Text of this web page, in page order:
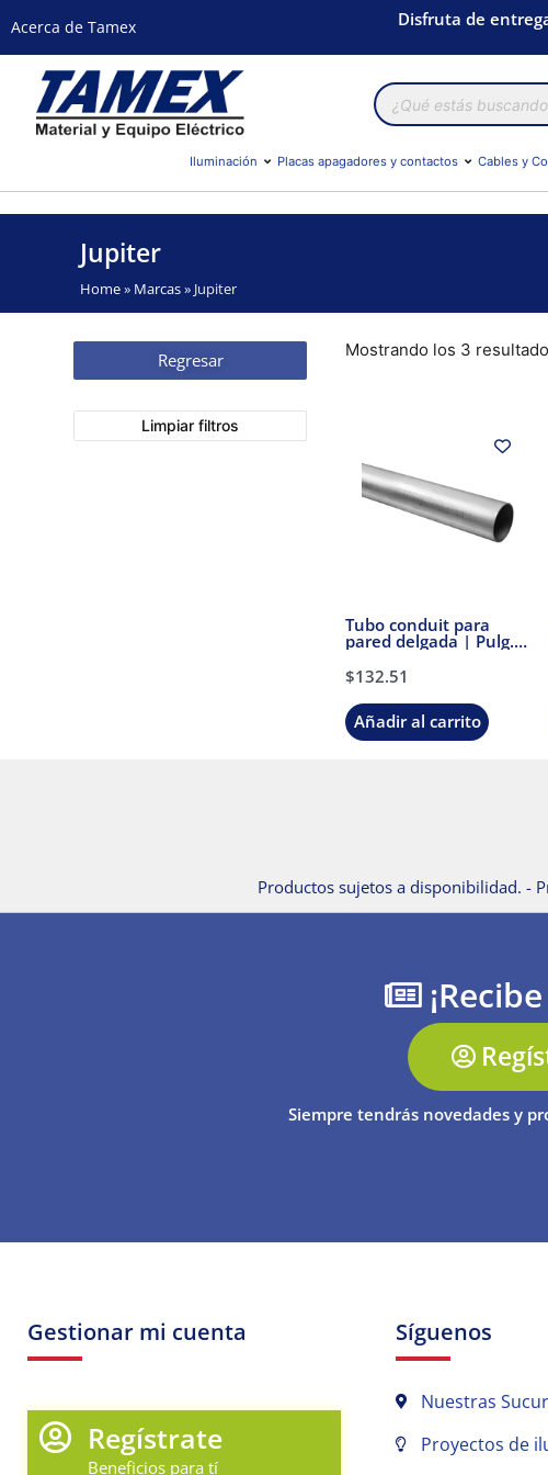
Acerca de Tamex Disfruta de
Búsqueda
de
productos
Iluminación Placas apagadores y contactos Cables y
Jupiter
Home» Marcas» Jupiter
Regresar
Limpiar filtros
Mostrando los 3
Tubo conduit para
pared delgada | Pulg.
$132.51
Añadir al carrito
Productos sujetos a disponibilidad. -
Siempre tendrás novedades y
Gestionar mi cuenta
Regístrate
Beneficios para tí
Síguenos
Nuestras
Proyectos de